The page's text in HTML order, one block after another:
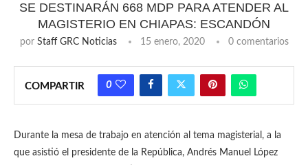
SE DESTINARÁN 668 MDP PARA ATENDER AL
MAGISTERIO EN CHIAPAS: ESCANDÓN
por Staff GRC Noticias 15 enero, 2020 0 comentarios
COMPARTIR 0
Durante la mesa de trabajo en atención al tema magisterial, a la
que asistió el presidente de la República, Andrés Manuel López